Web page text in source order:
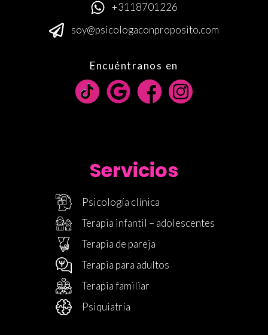
+3118701226
soy@psicologaconproposito.com
Encuéntranos en
Servicios
Psicología clínica
Terapia infantil – adolescentes
Terapia de pareja
Terapia para adultos
Terapia familiar
Psiquiatría